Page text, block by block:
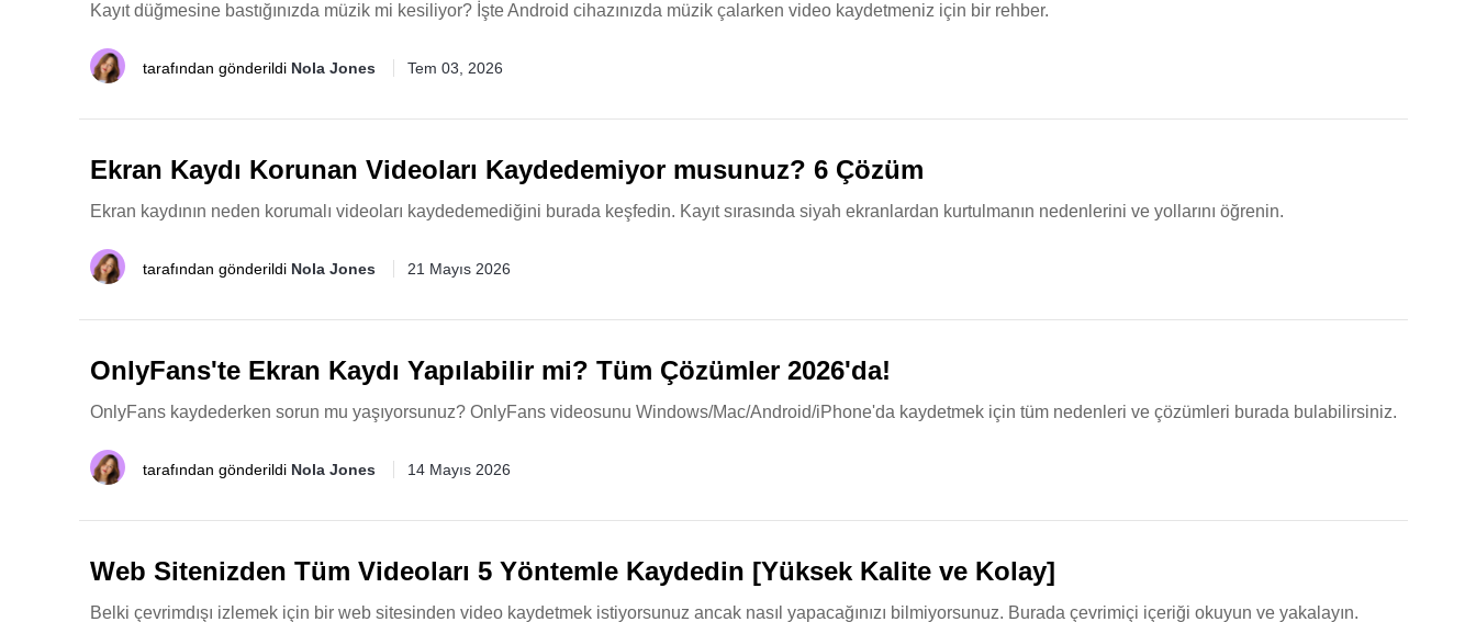
Kayıt düğmesine bastığınızda müzik mi kesiliyor? İşte Android cihazınızda müzik çalarken video kaydetmeniz için bir rehber.
tarafından gönderildi Nola Jones Tem 03, 2026
Ekran Kaydı Korunan Videoları Kaydedemiyor musunuz? 6 Çözüm
Ekran kaydının neden korumalı videoları kaydedemediğini burada keşfedin. Kayıt sırasında siyah ekranlardan kurtulmanın nedenlerini ve yollarını öğrenin.
tarafından gönderildi Nola Jones 21 Mayıs 2026
OnlyFans'te Ekran Kaydı Yapılabilir mi? Tüm Çözümler 2026'da!
OnlyFans kaydederken sorun mu yaşıyorsunuz? OnlyFans videosunu Windows/Mac/Android/iPhone'da kaydetmek için tüm nedenleri ve çözümleri burada bulabilirsiniz.
tarafından gönderildi Nola Jones 14 Mayıs 2026
Web Sitenizden Tüm Videoları 5 Yöntemle Kaydedin [Yüksek Kalite ve Kolay]
Belki çevrimdışı izlemek için bir web sitesinden video kaydetmek istiyorsunuz ancak nasıl yapacağınızı bilmiyorsunuz. Burada çevrimiçi içeriği okuyun ve yakalayın.